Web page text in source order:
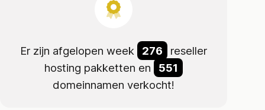
Er zijn afgelopen week 276
reseller
hosting pakketten en
551
domeinnamen verkocht!